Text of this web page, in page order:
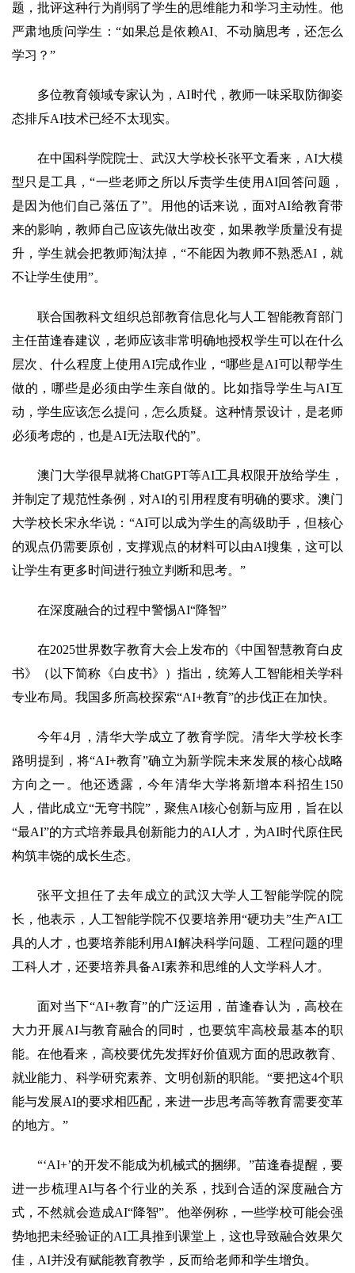
题，批评这种行为削弱了学生的思维能力和学习主动性。他
严肃地质问学生：“如果总是依赖AI、不动脑思考，还怎么
学习？”
多位教育领域专家认为，AI时代，教师一味采取防御姿
态排斥AI技术已经不太现实。
在中国科学院院士、武汉大学校长张平文看来，AI大模
型只是工具，“一些老师之所以斥责学生使用AI回答问题，
是因为他们自己落伍了”。用他的话来说，面对AI给教育带
来的影响，教师自己应该先做出改变，如果教学质量没有提
升，学生就会把教师淘汰掉，“不能因为教师不熟悉AI，就
不让学生使用”。
联合国教科文组织总部教育信息化与人工智能教育部门
主任苗逢春建议，老师应该非常明确地授权学生可以在什么
层次、什么程度上使用AI完成作业，“哪些是AI可以帮学生
做的，哪些是必须由学生亲自做的。比如指导学生与AI互
动，学生应该怎么提问，怎么质疑。这种情景设计，是老师
必须考虑的，也是AI无法取代的”。
澳门大学很早就将ChatGPT等AI工具权限开放给学生，
并制定了规范性条例，对AI的引用程度有明确的要求。澳门
大学校长宋永华说：“AI可以成为学生的高级助手，但核心
的观点仍需要原创，支撑观点的材料可以由AI搜集，这可以
让学生有更多时间进行独立判断和思考。”
在深度融合的过程中警惕AI“降智”
在2025世界数字教育大会上发布的《中国智慧教育白皮
书》（以下简称《白皮书》）指出，统筹人工智能相关学科
专业布局。我国多所高校探索“AI+教育”的步伐正在加快。
今年4月，清华大学成立了教育学院。清华大学校长李
路明提到，将“AI+教育”确立为新学院未来发展的核心战略
方向之一。他还透露，今年清华大学将新增本科招生150
人，借此成立“无穹书院”，聚焦AI核心创新与应用，旨在以
“最AI”的方式培养最具创新能力的AI人才，为AI时代原住民
构筑丰饶的成长生态。
张平文担任了去年成立的武汉大学人工智能学院的院
长，他表示，人工智能学院不仅要培养用“硬功夫”生产AI工
具的人才，也要培养能利用AI解决科学问题、工程问题的理
工科人才，还要培养具备AI素养和思维的人文学科人才。
面对当下“AI+教育”的广泛运用，苗逢春认为，高校在
大力开展AI与教育融合的同时，也要筑牢高校最基本的职
能。在他看来，高校要优先发挥好价值观方面的思政教育、
就业能力、科学研究素养、文明创新的职能。“要把这4个职
能与发展AI的要求相匹配，来进一步思考高等教育需要变革
的地方。”
“‘AI+’的开发不能成为机械式的捆绑。”苗逢春提醒，要
进一步梳理AI与各个行业的关系，找到合适的深度融合方
式，不然就会造成AI“降智”。他举例称，一些学校可能会强
势地把未经验证的AI工具推到课堂上，这也导致融合效果欠
佳，AI并没有赋能教育教学，反而给老师和学生增负。